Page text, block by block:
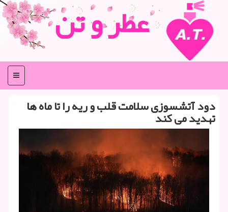
عطر و تن
منو
دود آتشسوزی سلامت قلب و ریه را تا ماه ها
تهدید می کند